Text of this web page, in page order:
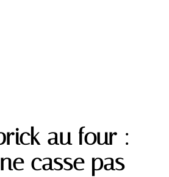
au four :
casse pas